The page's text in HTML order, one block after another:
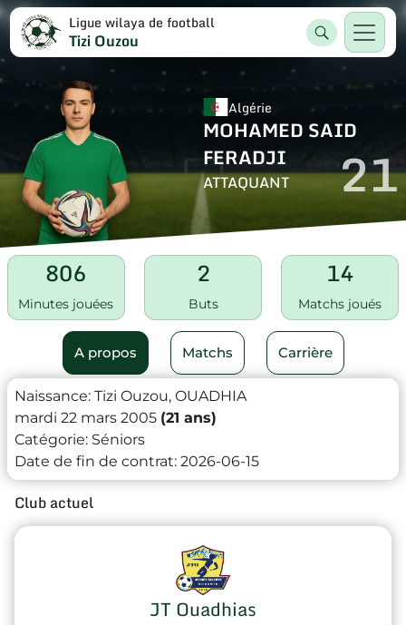
Ligue wilaya de football
Tizi Ouzou
Algérie
MOHAMED SAID
FERADJI
ATTAQUANT 21
806
Minutes jouées
2
Buts
14
Matchs joués
A propos Matchs Carrière
Naissance: Tizi Ouzou, OUADHIA
mardi 22 mars 2005 (21 ans)
Catégorie: Séniors
Date de fin de contrat: 2026-06-15
Club actuel
JT Ouadhias